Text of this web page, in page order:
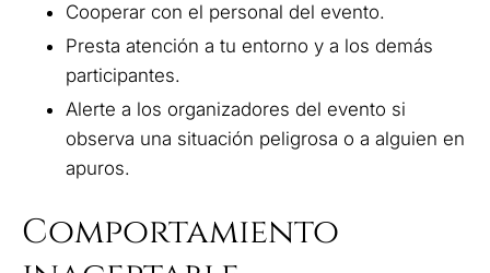
Cooperar con el personal del evento.
Presta atención a tu entorno y a los demás
participantes.
Alerte a los organizadores del evento si
observa una situación peligrosa o a alguien en
apuros.
Comportamiento